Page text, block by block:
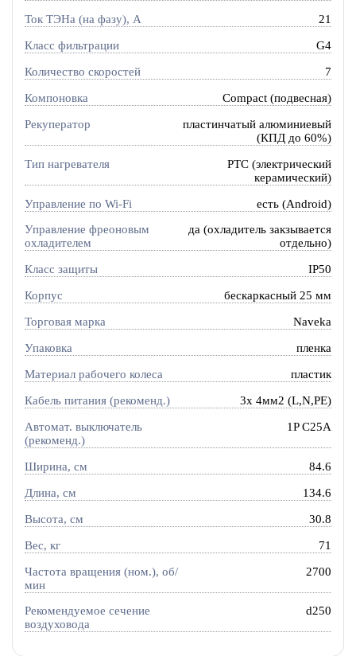
Ток ТЭНа (на фазу), А 21
Класс фильтрации G4
Количество скоростей 7
Компоновка Compact (подвесная)
Рекуператор
пластинчатый алюминиевый
(КПД до 60%)
Тип нагревателя
PTC (электрический
керамический)
Управление по Wi-Fi есть (Android)
Управление фреоновым
охладителем
да (охладитель закзывается
отдельно)
Класс защиты IP50
Корпус бескаркасный 25 мм
Торговая марка Naveka
Упаковка пленка
Материал рабочего колеса пластик
Кабель питания (рекоменд.) 3х 4мм2 (L,N,PE)
Автомат. выключатель
(рекоменд.)
1P C25A
Ширина, см 84.6
Длина, см 134.6
Высота, см 30.8
Вес, кг 71
Частота вращения (ном.), об/
мин
2700
Рекомендуемое сечение
воздуховода
d250